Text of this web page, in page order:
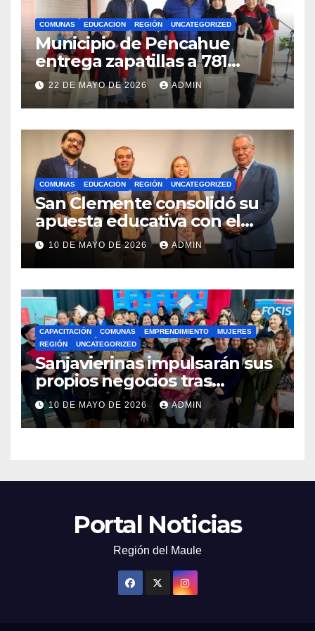
COMUNAS EDUCACION REGIÓN UNCATEGORIZED
Municipio de Pencahue
entrega zapatillas a 781
estudiantes con recursos del
Royalty Minero
22 DE MAYO DE 2026 ADMIN
COMUNAS EDUCACION REGIÓN UNCATEGORIZED
San Clemente consolidó su
apuesta educativa con el
lanzamiento del
Preuniversitario Brotes 2026
10 DE MAYO DE 2026 ADMIN
CAPACITACIÓN COMUNAS EMPRENDIMIENTO
MUJERES
REGIÓN
UNCATEGORIZED
Sanjavierinas impulsarán sus
propios negocios tras
capacitarse junto al FOSIS
10 DE MAYO DE 2026 ADMIN
Portal Noticias
Región del Maule